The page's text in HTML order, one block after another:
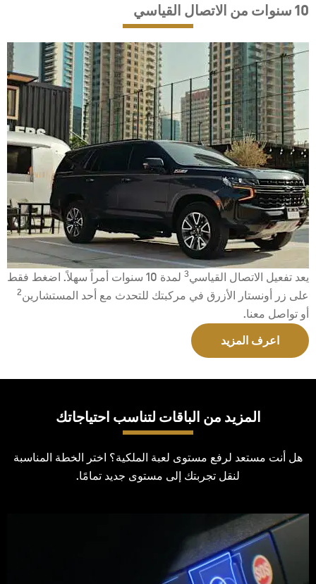
10 سنوات من الاتصال القياسي
يعد تفعيل الاتصال القياسي3
لمدة 10 سنوات أمراً سهلاً. اضغط فقط
على زر أونستار الأزرق في مركبتك للتحدث مع أحد المستشارين2
أو تواصل معنا.
اعرف المزيد
المزيد من الباقات لتناسب احتياجاتك
هل أنت مستعد لرفع مستوى لعبة الملكية؟ اختر الخطة المناسبة
لنقل تجربتك إلى مستوى جديد تمامًا.